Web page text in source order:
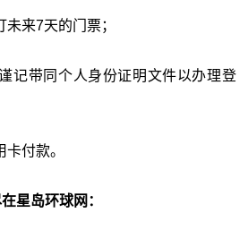
来7天的门票；
记带同个人身份证明文件以办理登
付款。
星岛环球网：